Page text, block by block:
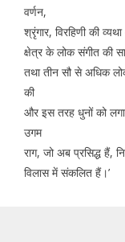
वर्णन,
श्रृंगार, विरहिणी की
क्षेत्र के लोक संगीत की
तथा तीन सौ से अधिक
की
और इस तरह धुनों को
उगम
राग, जो अब प्रसिद्ध हैं,
विलास में संकलित हैं।’